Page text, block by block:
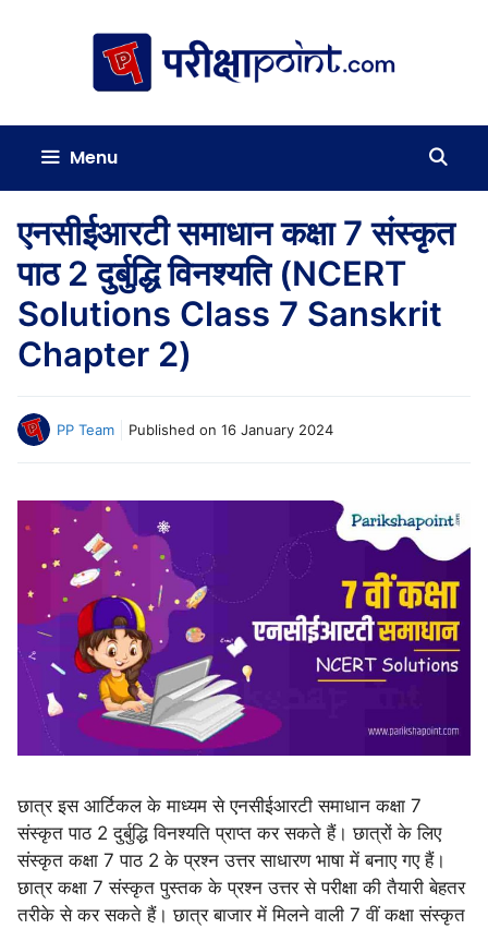
Menu
एनसीईआरटी समाधान कक्षा 7 संस्कृत
पाठ 2 दुर्बुद्धि विनश्यति (NCERT
Solutions Class 7 Sanskrit
Chapter 2)
PP Team Published on 16 January 2024
छात्र इस आर्टिकल के माध्यम से एनसीईआरटी समाधान कक्षा 7
संस्कृत पाठ 2 दुर्बुद्धि विनश्यति प्राप्त कर सकते हैं। छात्रों के लिए
संस्कृत कक्षा 7 पाठ 2 के प्रश्न उत्तर साधारण भाषा में बनाए गए हैं।
छात्र कक्षा 7 संस्कृत पुस्तक के प्रश्न उत्तर से परीक्षा की तैयारी बेहतर
तरीके से कर सकते हैं। छात्र बाजार में मिलने वाली 7 वीं कक्षा संस्कृत